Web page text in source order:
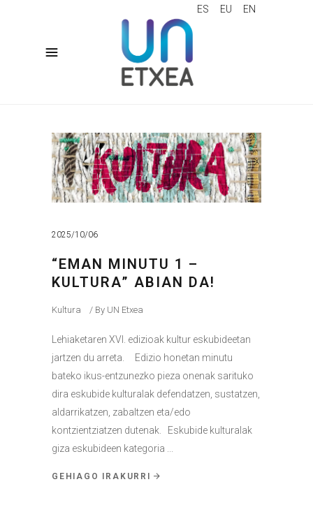
ES EU EN
2025/10/06
“EMAN MINUTU 1 –
KULTURA” ABIAN DA!
Kultura By UN Etxea
Lehiaketaren XVI. edizioak kultur eskubideetan
jartzen du arreta. Edizio honetan minutu
bateko ikus-entzunezko pieza onenak sarituko
dira eskubide kulturalak defendatzen, sustatzen,
aldarrikatzen, zabaltzen eta/edo
kontzientziatzen dutenak. Eskubide kulturalak
giza eskubideen kategoria
GEHIAGO IRAKURRI